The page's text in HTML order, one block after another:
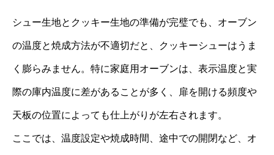
シュー生地とクッキー生地の準備が完璧でも、オーブン
の温度と焼成方法が不適切だと、クッキーシューはうま
く膨らみません。特に家庭用オーブンは、表示温度と実
際の庫内温度に差があることが多く、扉を開ける頻度や
天板の位置によっても仕上がりが左右されます。
ここでは、温度設定や焼成時間、途中での開閉など、オ